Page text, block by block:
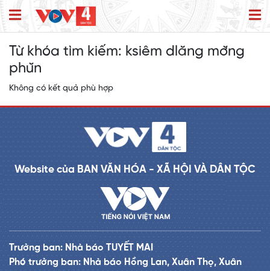
Từ khóa tìm kiếm: ksiêm dlăng mơ̆ng
phŭn
Không có kết quả phù hợp
Website của BAN VĂN HÓA - XÃ HỘI VÀ DÂN TỘC
Trưởng ban: Nhà báo TUYẾT MAI
Phó trưởng ban: Nhà báo Hồng Lan, Xuân Thọ, Xuân